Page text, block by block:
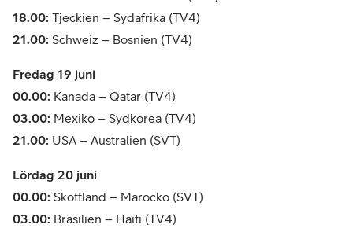
18.00: Tjeckien – Sydafrika (TV4)
21.00: Schweiz – Bosnien (TV4)
Fredag 19 juni
00.00: Kanada – Qatar (TV4)
03.00: Mexiko – Sydkorea (TV4)
21.00: USA – Australien (SVT)
Lördag 20 juni
00.00: Skottland – Marocko (SVT)
03.00: Brasilien – Haiti (TV4)